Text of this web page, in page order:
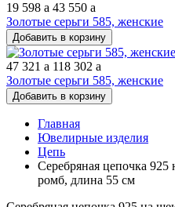
19 598 a 43 550 a
Золотые серьги 585, женские
Добавить в корзину
47 321 a 118 302 a
Золотые серьги 585, женские
Добавить в корзину
Главная
Ювелирные изделия
Цепь
Серебряная цепочка
ромб, длина 55 см